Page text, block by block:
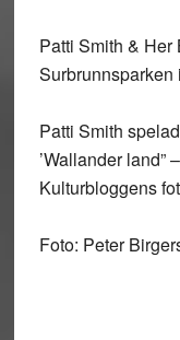
Patti Smith & Her
Patti Smith
’Wallander land”
Kulturbloggens
Foto: Peter